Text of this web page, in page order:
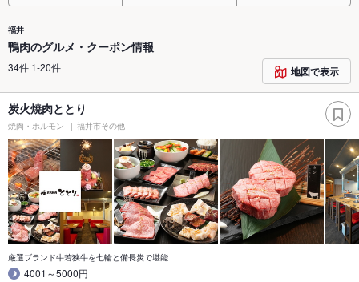
福井
鴨肉のグルメ・クーポン情報
34件 1-20件 地図で表示
炭火焼肉ととり
焼肉・ホルモン 福井市その他
厳選ブランド牛若狭牛を七輪と備長炭で堪能
4001～5000円